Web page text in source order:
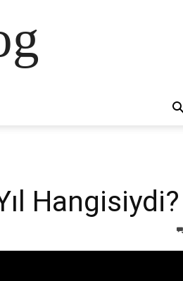
Hangisiydi?